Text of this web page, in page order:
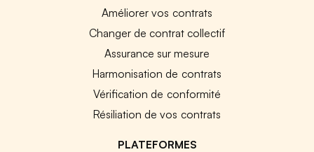
Améliorer vos contrats
Changer de contrat collectif
Assurance sur mesure
Harmonisation de contrats
Vérification de conformité
Résiliation de vos contrats
PLATEFORMES